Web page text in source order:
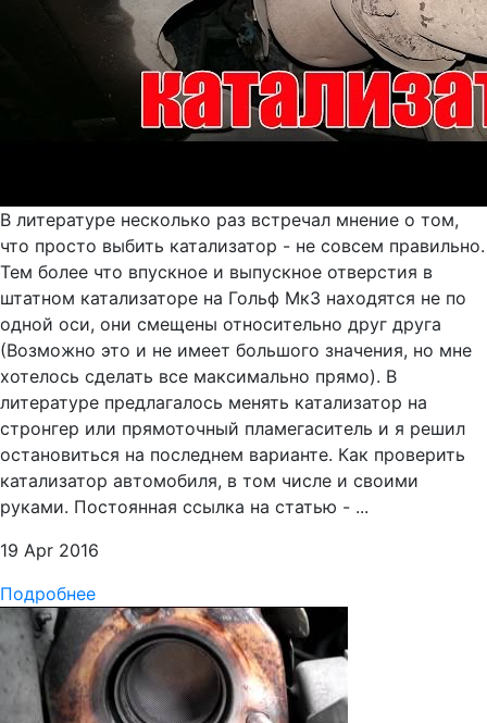
В литературе несколько раз встречал мнение о том,
что просто выбить катализатор - не совсем правильно.
Тем более что впускное и выпускное отверстия в
штатном катализаторе на Гольф Мк3 находятся не по
одной оси, они смещены относительно друг друга
(Возможно это и не имеет большого значения, но мне
хотелось сделать все максимально прямо). В
литературе предлагалось менять катализатор на
стронгер или прямоточный пламегаситель и я решил
остановиться на последнем варианте. Как проверить
катализатор автомобиля, в том числе и своими
руками. Постоянная ссылка на статью - ...
19 Apr 2016
Подробнее